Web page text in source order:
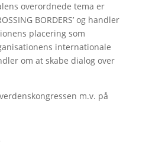
overordnede tema er
BORDERS’ og handler
placering som
internationale
om at skabe dialog over
m.v. på